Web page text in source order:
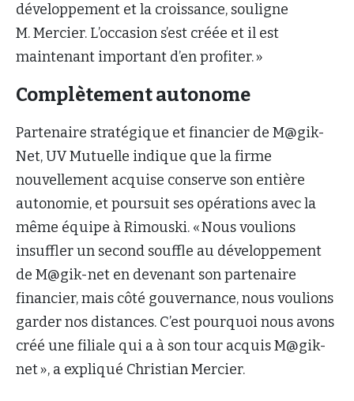
développement et la croissance, souligne
M. Mercier. L’occasion s’est créée et il est
maintenant important d’en profiter. »
Complètement autonome
Partenaire stratégique et financier de M@gik-
Net, UV Mutuelle indique que la firme
nouvellement acquise conserve son entière
autonomie, et poursuit ses opérations avec la
même équipe à Rimouski. « Nous voulions
insuffler un second souffle au développement
de M@gik-net en devenant son partenaire
financier, mais côté gouvernance, nous voulions
garder nos distances. C’est pourquoi nous avons
créé une filiale qui a à son tour acquis M@gik-
net », a expliqué Christian Mercier.